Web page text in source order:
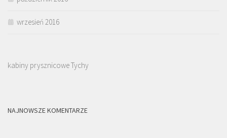
wrzesień 2016
kabiny prysznicowe Tychy
NAJNOWSZE KOMENTARZE